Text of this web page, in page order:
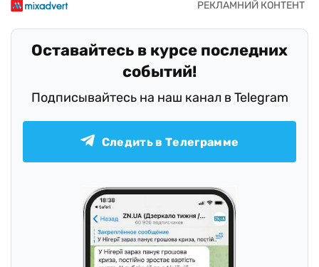
Оставайтесь в курсе последних
событий!
Подписывайтесь на наш канал в Telegram
Следить в Телеграмме